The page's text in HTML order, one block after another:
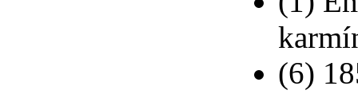
(6)